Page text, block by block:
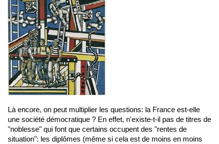
Là encore, on peut multiplier les questions: la France est-elle
une société démocratique ? En effet, n'existe-t-il pas de titres de
"noblesse" qui font que certains occupent des "rentes de
situation": les diplômes (même si cela est de moins en moins